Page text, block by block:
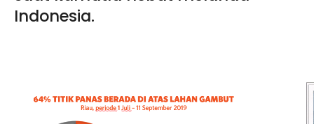
Indonesia.